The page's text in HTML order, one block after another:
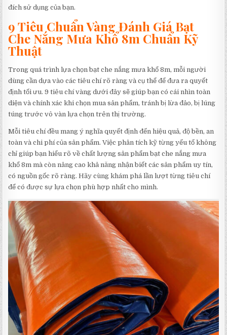
đích sử dụng của bạn.
9 Tiêu Chuẩn Vàng Đánh Giá Bạt
Che Nắng Mưa Khổ 8m Chuẩn Kỹ
Thuật
Trong quá trình lựa chọn bạt che nắng mưa khổ 8m, mỗi người
dùng cần dựa vào các tiêu chí rõ ràng và cụ thể để đưa ra quyết
định tối ưu. 9 tiêu chí vàng dưới đây sẽ giúp bạn có cái nhìn toàn
diện và chính xác khi chọn mua sản phẩm, tránh bị lừa đảo, bị lúng
túng trước vô vàn lựa chọn trên thị trường.
Mỗi tiêu chí đều mang ý nghĩa quyết định đến hiệu quả, độ bền, an
toàn và chi phí của sản phẩm. Việc phân tích kỹ từng yếu tố không
chỉ giúp bạn hiểu rõ về chất lượng sản phẩm bạt che nắng mưa
khổ 8m mà còn nâng cao khả năng nhận biết các sản phẩm uy tín,
có nguồn gốc rõ ràng. Hãy cùng khám phá lần lượt từng tiêu chí
để có được sự lựa chọn phù hợp nhất cho mình.